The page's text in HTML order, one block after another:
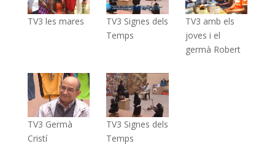
TV3 les mares
TV3 Signes dels
Temps
TV3 amb els
joves i el
germà Robert
TV3 Germà
Cristí
TV3 Signes dels
Temps